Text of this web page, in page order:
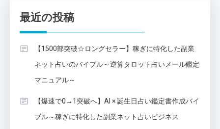
最近の投稿
【1500部突破☆ロングセラー】稼ぎに特化した副業
ネット占いのバイブル～逆算タロット占いメール鑑定
マニュアル～
【爆速で0→1突破へ】AI × 誕生日占い鑑定書作成バイ
ブル～稼ぎに特化した副業ネット占いビジネス